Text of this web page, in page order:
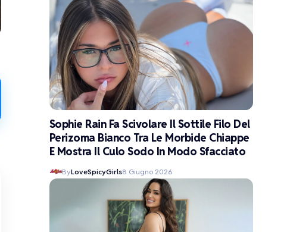
Sophie Rain Fa Scivolare Il Sottile Filo Del
Perizoma Bianco Tra Le Morbide Chiappe
E Mostra Il Culo Sodo In Modo Sfacciato
ByLoveSpicyGirls8 Giugno 2026